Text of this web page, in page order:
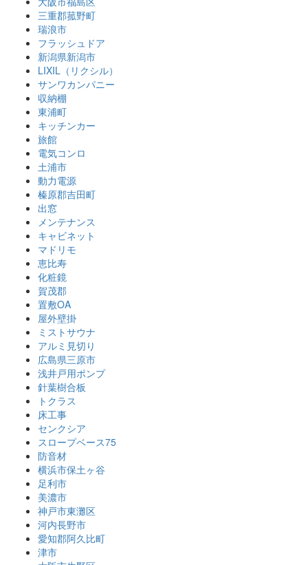
三重郡菰野町
瑞浪市
フラッシュドア
新潟県新潟市
LIXIL（リクシル）
サンワカンパニー
収納棚
東浦町
キッチンカー
旅館
電気コンロ
土浦市
動力電源
榛原郡吉田町
出窓
メンテナンス
キャビネット
マドリモ
恵比寿
化粧鏡
賀茂郡
置敷OA
屋外壁掛
ミストサウナ
アルミ見切り
広島県三原市
浅井戸用ポンプ
針葉樹合板
トクラス
床工事
センクシア
スロープベース75
防音材
横浜市保土ヶ谷
足利市
美濃市
神戸市東灘区
河内長野市
愛知郡阿久比町
津市